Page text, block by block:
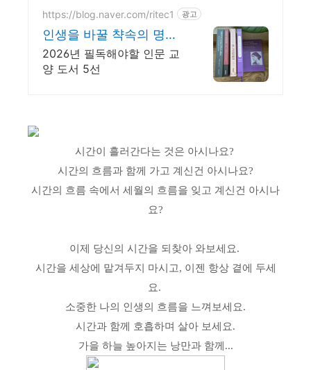
https://blog.naver.com/ritec1 광고
인생을 바꿀 챡속의 명언
들
2026년 필독해야할 인문 교
양 도서 5선
시간이 흘러간다는 것은 아시나요?
시간의 흐름과 함께 가고 계신건 아시나요?
시간의 흐름 속에서 세월의 흐름을 잊고 계신건 아시나
요?
이제 당신의 시간을 되찾아 와보세요.
시간을 세상에 맡겨두지 마시고, 이젠 항상 곁에 두세
요.
소중한 나의 인생의 흐름을 느껴보세요.
시간과 함께 호흡하며 살아 보세요.
가을 하늘 높아지는 낭만과 함께...